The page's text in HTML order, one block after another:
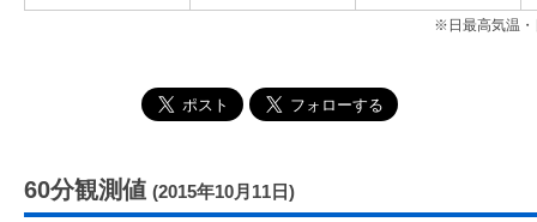
※日最高気温・
60分観測値 (2015年10月11日)